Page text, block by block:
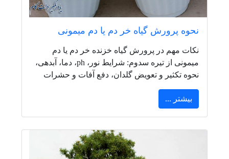
نحوه پرورش گیاه خر دم یا دم میمونی
نکات مهم در پرورش گیاه خزنده خر دم یا دم
میمونی از تیره سدوم: شرایط نور، ph، دما، آبدهی،
نحوه تکثیر و تعویض گلدان، دفع آفات و حشرات
بیشتر ...